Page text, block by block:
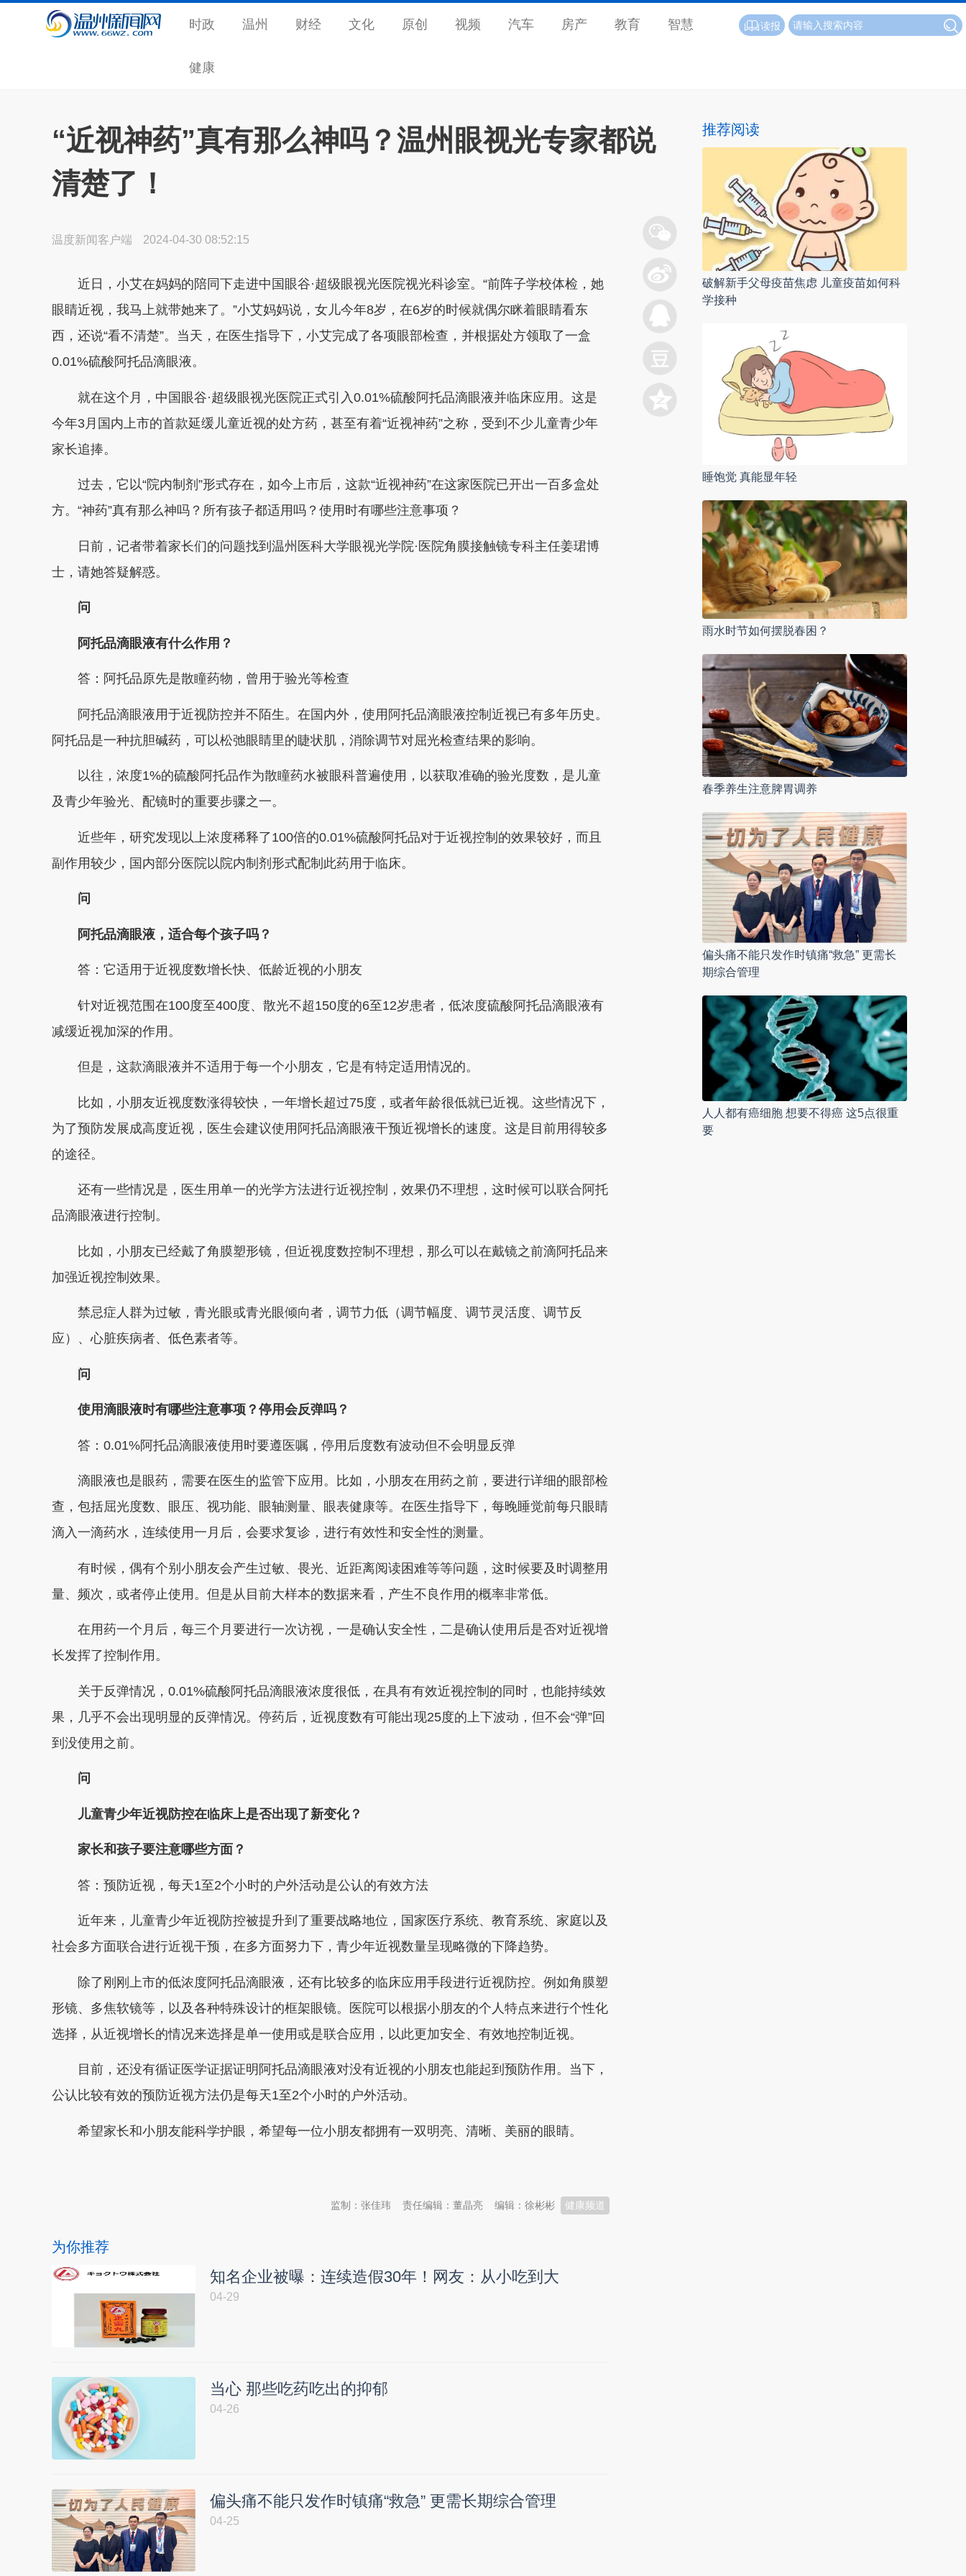
时政 温州 财经 文化 原创 视频 汽车 房产 教育 智慧
健康
读报
“近视神药”真有那么神吗？温州眼视光专家都说
清楚了！
温度新闻客户端 2024-04-30 08:52:15
近日，小艾在妈妈的陪同下走进中国眼谷·超级眼视光医院视光科诊室。“前阵子学校体检，她
眼睛近视，我马上就带她来了。”小艾妈妈说，女儿今年8岁，在6岁的时候就偶尔眯着眼睛看东
西，还说“看不清楚”。当天，在医生指导下，小艾完成了各项眼部检查，并根据处方领取了一盒
0.01%硫酸阿托品滴眼液。
就在这个月，中国眼谷·超级眼视光医院正式引入0.01%硫酸阿托品滴眼液并临床应用。这是
今年3月国内上市的首款延缓儿童近视的处方药，甚至有着“近视神药”之称，受到不少儿童青少年
家长追捧。
过去，它以“院内制剂”形式存在，如今上市后，这款“近视神药”在这家医院已开出一百多盒处
方。“神药”真有那么神吗？所有孩子都适用吗？使用时有哪些注意事项？
日前，记者带着家长们的问题找到温州医科大学眼视光学院·医院角膜接触镜专科主任姜珺博
士，请她答疑解惑。
问
阿托品滴眼液有什么作用？
答： 阿托品原先是散瞳药物，曾用于验光等检查
阿托品滴眼液用于近视防控并不陌生。在国内外，使用阿托品滴眼液控制近视已有多年历史。
阿托品是一种抗胆碱药，可以松弛眼睛里的睫状肌，消除调节对屈光检查结果的影响。
以往，浓度1%的硫酸阿托品作为散瞳药水被眼科普遍使用，以获取准确的验光度数，是儿童
及青少年验光、配镜时的重要步骤之一。
近些年，研究发现以上浓度稀释了100倍的0.01%硫酸阿托品对于近视控制的效果较好，而且
副作用较少，国内部分医院以院内制剂形式配制此药用于临床。
问
阿托品滴眼液，适合每个孩子吗？
答： 它适用于近视度数增长快、低龄近视的小朋友
针对近视范围在100度至400度、散光不超150度的6至12岁患者，低浓度硫酸阿托品滴眼液有
减缓近视加深的作用。
但是，这款滴眼液并不适用于每一个小朋友，它是有特定适用情况的。
比如，小朋友近视度数涨得较快，一年增长超过75度，或者年龄很低就已近视。这些情况下，
为了预防发展成高度近视，医生会建议使用阿托品滴眼液干预近视增长的速度。这是目前用得较多
的途径。
还有一些情况是，医生用单一的光学方法进行近视控制，效果仍不理想，这时候可以联合阿托
品滴眼液进行控制。
比如，小朋友已经戴了角膜塑形镜，但近视度数控制不理想，那么可以在戴镜之前滴阿托品来
加强近视控制效果。
禁忌症人群为过敏，青光眼或青光眼倾向者，调节力低（调节幅度、调节灵活度、调节反
应）、心脏疾病者、低色素者等。
问
使用滴眼液时有哪些注意事项？停用会反弹吗？
答： 0.01%阿托品滴眼液使用时要遵医嘱，停用后度数有波动但不会明显反弹
滴眼液也是眼药，需要在医生的监管下应用。比如，小朋友在用药之前，要进行详细的眼部检
查，包括屈光度数、眼压、视功能、眼轴测量、眼表健康等。在医生指导下，每晚睡觉前每只眼睛
滴入一滴药水，连续使用一月后，会要求复诊，进行有效性和安全性的测量。
有时候，偶有个别小朋友会产生过敏、畏光、近距离阅读困难等等问题，这时候要及时调整用
量、频次，或者停止使用。但是从目前大样本的数据来看，产生不良作用的概率非常低。
在用药一个月后，每三个月要进行一次访视，一是确认安全性，二是确认使用后是否对近视增
长发挥了控制作用。
关于反弹情况，0.01%硫酸阿托品滴眼液浓度很低，在具有有效近视控制的同时，也能持续效
果，几乎不会出现明显的反弹情况。停药后，近视度数有可能出现25度的上下波动，但不会“弹”回
到没使用之前。
问
儿童青少年近视防控在临床上是否出现了新变化？
家长和孩子要注意哪些方面？
答： 预防近视，每天1至2个小时的户外活动是公认的有效方法
近年来，儿童青少年近视防控被提升到了重要战略地位，国家医疗系统、教育系统、家庭以及
社会多方面联合进行近视干预，在多方面努力下，青少年近视数量呈现略微的下降趋势。
除了刚刚上市的低浓度阿托品滴眼液，还有比较多的临床应用手段进行近视防控。例如角膜塑
形镜、多焦软镜等，以及各种特殊设计的框架眼镜。医院可以根据小朋友的个人特点来进行个性化
选择，从近视增长的情况来选择是单一使用或是联合应用，以此更加安全、有效地控制近视。
目前，还没有循证医学证据证明阿托品滴眼液对没有近视的小朋友也能起到预防作用。当下，
公认比较有效的预防近视方法仍是每天1至2个小时的户外活动。
希望家长和小朋友能科学护眼，希望每一位小朋友都拥有一双明亮、清晰、美丽的眼睛。
健康频道
编辑：徐彬彬
责任编辑：董晶亮
监制：张佳玮
为你推荐
知名企业被曝：连续造假30年！网友：从小吃到大
04-29
当心 那些吃药吃出的抑郁
04-26
偏头痛不能只发作时镇痛“救急” 更需长期综合管理
04-25
推荐阅读
破解新手父母疫苗焦虑 儿童疫苗如何科
学接种
睡饱觉 真能显年轻
雨水时节如何摆脱春困？
春季养生注意脾胃调养
偏头痛不能只发作时镇痛“救急” 更需长
期综合管理
人人都有癌细胞 想要不得癌 这5点很重
要